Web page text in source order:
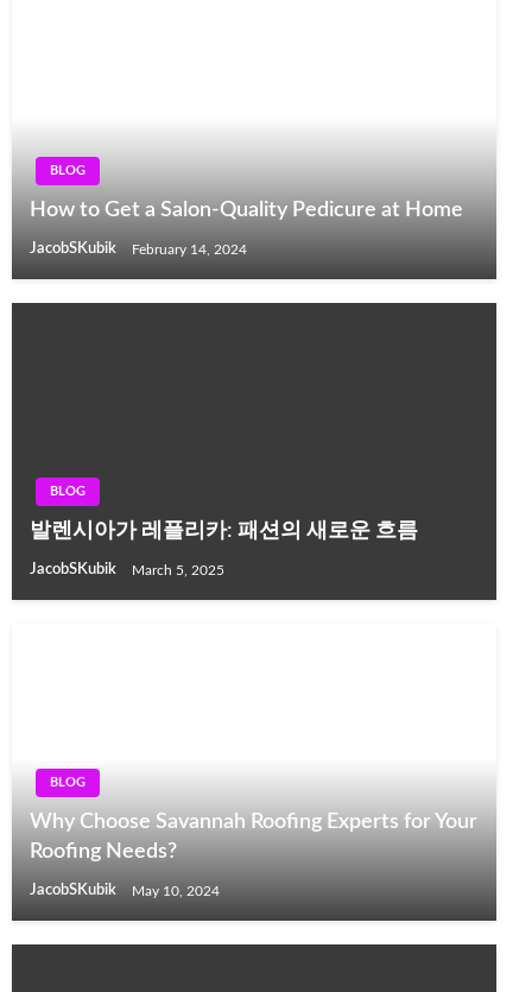
BLOG
How to Get a Salon-Quality Pedicure at Home
JacobSKubik February 14, 2024
BLOG
발렌시아가 레플리카: 패션의 새로운 흐름
JacobSKubik March 5, 2025
BLOG
Why Choose Savannah Roofing Experts for Your
Roofing Needs?
JacobSKubik May 10, 2024